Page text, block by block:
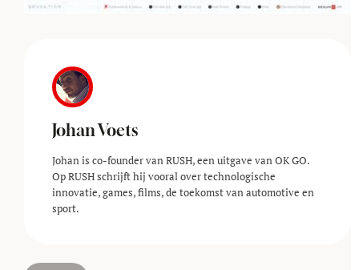
Johan Voets
Johan is co-founder van RUSH, een uitgave van OK GO.
Op RUSH schrijft hij vooral over technologische
innovatie, games, films, de toekomst van automotive en
sport.